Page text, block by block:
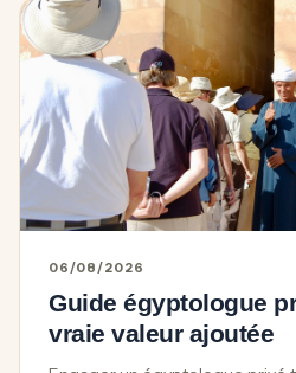
06/08/2026
Guide égyptologue
vraie valeur ajoutée